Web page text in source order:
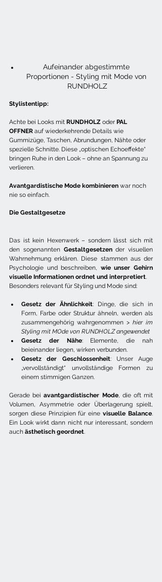
Aufeinander abgestimmte
Proportionen - Styling mit Mode von
RUNDHOLZ
Stylistentipp:
Achte bei Looks mit RUNDHOLZ oder PAL
OFFNER auf wiederkehrende Details wie
Gummizüge, Taschen, Abrundungen, Nähte oder
spezielle Schnitte. Diese „optischen Echoeffekte“
bringen Ruhe in den Look – ohne an Spannung zu
verlieren.
Avantgardistische Mode kombinieren war noch
nie so einfach.
Die Gestaltgesetze
Das ist kein Hexenwerk – sondern lässt sich mit
den sogenannten Gestaltgesetzen der visuellen
Wahrnehmung erklären. Diese stammen aus der
Psychologie und beschreiben, wie unser Gehirn
visuelle Informationen ordnet und interpretiert
Besonders relevant für Styling und Mode sind:
Gesetz der Ähnlichkeit: Dinge, die sich in
Form, Farbe oder Struktur ähneln, werden als
zusammengehörig wahrgenommen > hier im
Styling mit MOde von RUNDHOLZ angewendet
Gesetz der Nähe: Elemente, die nah
beieinander liegen, wirken verbunden.
Gesetz der Geschlossenheit: Unser Auge
„vervollständigt“ unvollständige Formen zu
einem stimmigen Ganzen.
Gerade bei avantgardistischer Mode, die oft mit
Volumen, Asymmetrie oder Überlagerung spielt,
sorgen diese Prinzipien für eine visuelle Balance
Ein Look wirkt dann nicht nur interessant, sondern
auch ästhetisch geordnet